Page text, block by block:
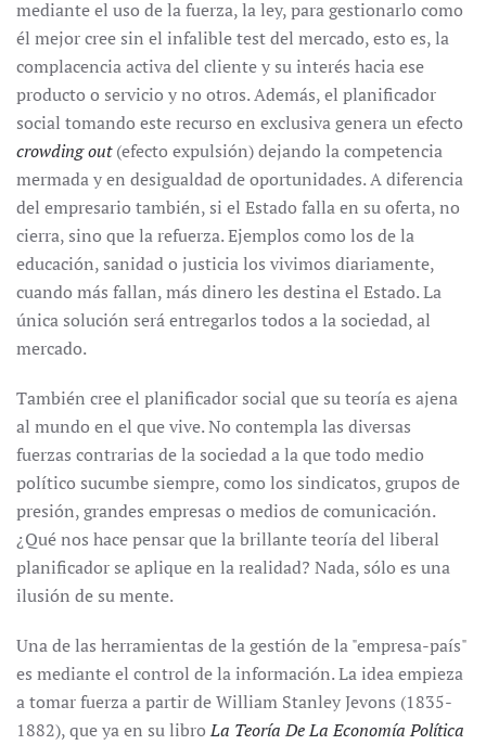
mediante el uso de la fuerza, la ley, para gestionarlo como
él mejor cree sin el infalible test del mercado, esto es, la
complacencia activa del cliente y su interés hacia ese
producto o servicio y no otros. Además, el planificador
social tomando este recurso en exclusiva genera un efecto
crowding out(efecto expulsión) dejando la competencia
mermada y en desigualdad de oportunidades. A diferencia
del empresario también, si el Estado falla en su oferta, no
cierra, sino que la refuerza. Ejemplos como los de la
educación, sanidad o justicia los vivimos diariamente,
cuando más fallan, más dinero les destina el Estado. La
única solución será entregarlos todos a la sociedad, al
mercado.
También cree el planificador social que su teoría es ajena
al mundo en el que vive. No contempla las diversas
fuerzas contrarias de la sociedad a la que todo medio
político sucumbe siempre, como los sindicatos, grupos de
presión, grandes empresas o medios de comunicación.
¿Qué nos hace pensar que la brillante teoría del liberal
planificador se aplique en la realidad? Nada, sólo es una
ilusión de su mente.
Una de las herramientas de la gestión de la "empresa-país"
es mediante el control de la información. La idea empieza
a tomar fuerza a partir de William Stanley Jevons (1835-
1882), que ya en su libroLa Teoría De La Economía Política